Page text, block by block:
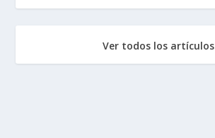
Ver todos los artículos